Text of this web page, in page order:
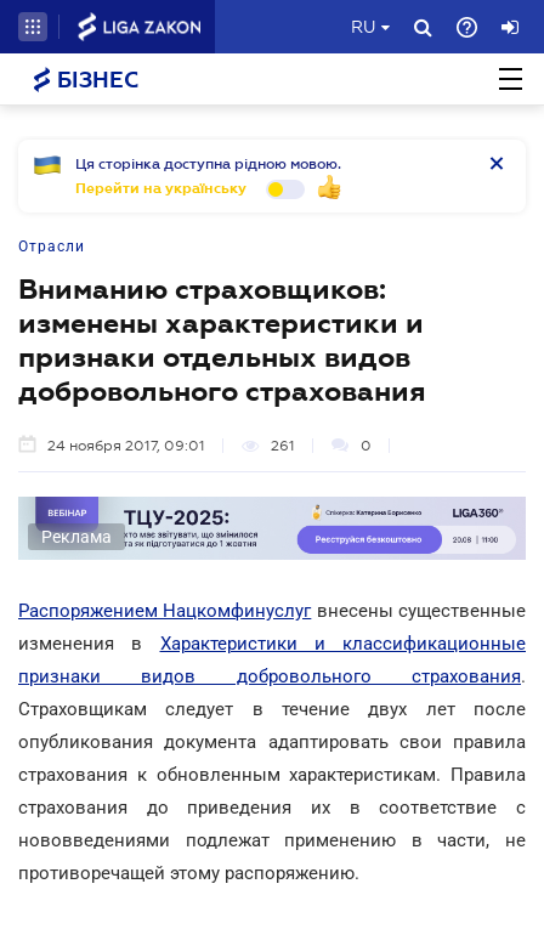
RU
БІЗНЕС
Ця сторінка доступна рідною мовою.
Перейти на українську
Отрасли
Вниманию страховщиков:
изменены характеристики и
признаки отдельных видов
добровольного страхования
24 ноября 2017, 09:01 261 0
Реклама
Распоряжением Нацкомфинуслугвнесены существенные
изменения в Характеристики и классификационные
признаки видов добровольного страхования.
Страховщикам следует в течение двух лет после
опубликования документа адаптировать свои правила
страхования к обновленным характеристикам. Правила
страхования до приведения их в соответствие с
нововведениями подлежат применению в части, не
противоречащей этому распоряжению.